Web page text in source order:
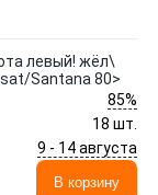
левый! жёл\
Santana 80>
85%
18 шт.
9 - 14 августа
В корзину